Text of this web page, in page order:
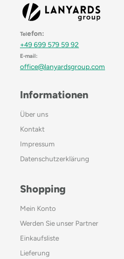
Telefon:
+49 699 579 59 92
E-mail:
office@lanyardsgroup.com
Informationen
Über uns
Kontakt
Impressum
Datenschutzerklärung
Shopping
Mein Konto
Werden Sie unser Partner
Einkaufsliste
Lieferung